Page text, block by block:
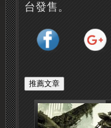
台發售。